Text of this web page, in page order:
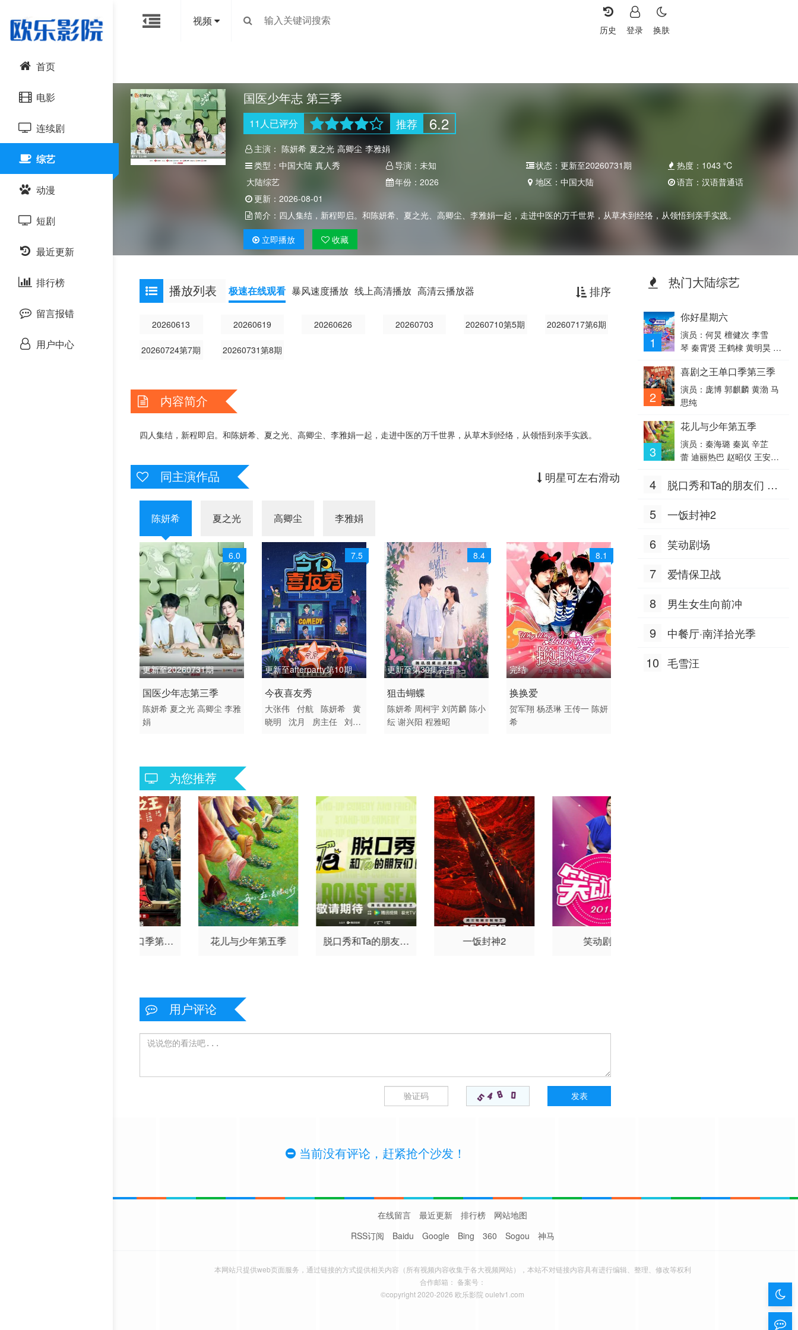
视频
换肤
登录
历史
首页
电影
动作片
喜剧片
爱情片
科幻片
恐怖片
剧情片
战争片
悬疑片
连续剧
国产剧
港台剧
日韩剧
欧美剧
泰国剧
综艺
动漫
国产动漫
日韩动漫
欧美动漫
短剧
最近更新
排行榜
留言报错
用户中心
国医少年志 第三季
11 人已评分 推荐 6.2
主演： 陈妍希 夏之光 高卿尘 李雅娟
类型： 中国大陆 真人秀
大陆综艺
导演：未知 状态：更新至20260731期 热度： 1043 ℃
年份：2026 地区：中国大陆 语言： 汉语普通话
更新： 2026-08-01
简介： 四人集结，新程即启。和陈妍希、夏之光、高卿尘、李雅娟一起，走进中医的万千世界，从草木到经络，从领悟到亲手实践。
立即播放 收藏
播放列表 排序
极速在线观看 暴风速度播放 线上高清播放 高清云播放器
20260613 20260619 20260626 20260703 20260710第5期 20260717第6期
20260724第7期 20260731第8期
内容简介
四人集结，新程即启。和陈妍希、夏之光、高卿尘、李雅娟一起，走进中医的万千世界，从草木到经络，从领悟到亲手实践。
同主演作品 明星可左右滑动
陈妍希 夏之光 高卿尘 李雅娟
6.0
更新至20260731期
2026 / 中国大陆 / 汉语普
通话
大陆综艺
国医少年志第三季
陈妍希 夏之光 高卿尘 李雅
娟
7.5
更新至afterparty第10期
2026 / 中国大陆 / 汉语普
通话
大陆综艺
今夜喜友秀
大张伟 付航 陈妍希
黄
晓明
沈月 房主任
刘仁
8.4
更新至第30集完结
2025 / 大陆 / 国语
国产
狙击蝴蝶
陈妍希 周柯宇 刘芮麟 陈小
纭 谢兴阳 程雅昭
8.1
完结
2007 / 台湾 / 国语
剧情 爱情 台湾
换换爱
贺军翔 杨丞琳 王传一 陈妍
希
为您推荐
喜剧之王单口季第三
花儿与少年第五季
脱口秀和Ta的朋友们
一饭封神2 笑动剧场
用户评论
当前没有评论，赶紧抢个沙发！
热门大陆综艺
1
你好星期六
演员：何炅 檀健次 李雪
琴 秦霄贤 王鹤棣 黄明昊 蔡
2
喜剧之王单口季第三季
演员：庞博 郭麒麟 黄渤 马
思纯
3
花儿与少年第五季
演员：秦海璐 秦岚 辛芷
蕾 迪丽热巴 赵昭仪 王安
4
脱口秀和Ta的朋友们 第
5 一饭封神2
6 笑动剧场
7 爱情保卫战
8 男生女生向前冲
9 中餐厅·南洋拾光季
10 毛雪汪
暗
色留
在线留言 最近更新 排行榜
网站地图
RSS订阅
Baidu Google Bing 360 Sogou 神马
本网站只提供web页面服务，通过链接的方式提供相关内容（所有视频内容收集于各大视频网站），本站不对链接内容具有进行编辑、整理、修改等权利
合作邮箱： 备案号：
©copyright 2020-2026 欧乐影院 ouletv1.com